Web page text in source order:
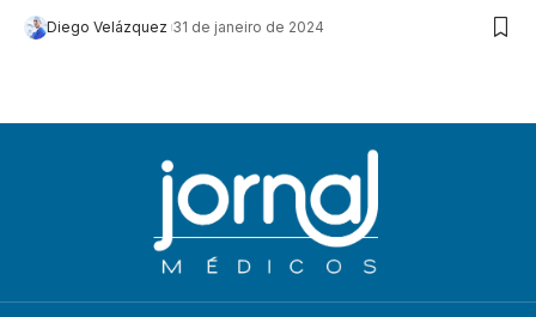
Diego Velázquez 31 de janeiro de 2024